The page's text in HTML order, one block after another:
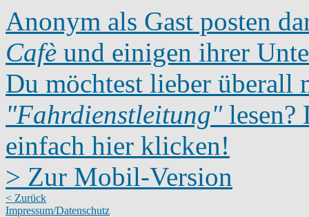
Anonym als Gast posten
Cafè und einigen ihrer
Du möchtest lieber überall
"Fahrdienstleitung"lesen?
einfach hier klicken!
> Zur Mobil-Version
< Zurück
Impressum/Datenschutz